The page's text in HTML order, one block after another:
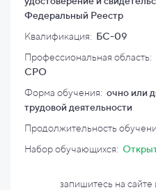
Федеральный Реестр
Квалификация: БС-09
Профессиональная область:
СРО
Форма обучения: очно или
трудовой деятельности
Продолжительность
Набор обучающихся:
запишитесь на сайте